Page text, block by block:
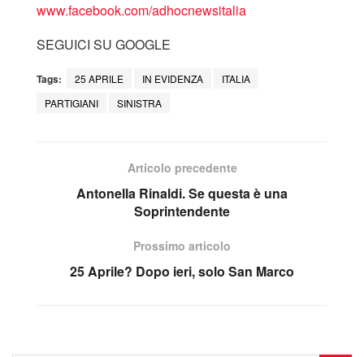
www.facebook.com/adhocnewsitalia
SEGUICI SU GOOGLE
Tags: 25 APRILE IN EVIDENZA
ITALIA
PARTIGIANI
SINISTRA
Articolo precedente
Antonella Rinaldi. Se questa è una
Soprintendente
Prossimo articolo
25 Aprile? Dopo ieri, solo San Marco